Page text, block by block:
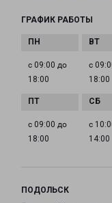
ГРАФИК РАБОТЫ
с 09:00 до
18:00
с
18:00
с 09:00 до
18:00
с
14:00
ПОДОЛЬСК